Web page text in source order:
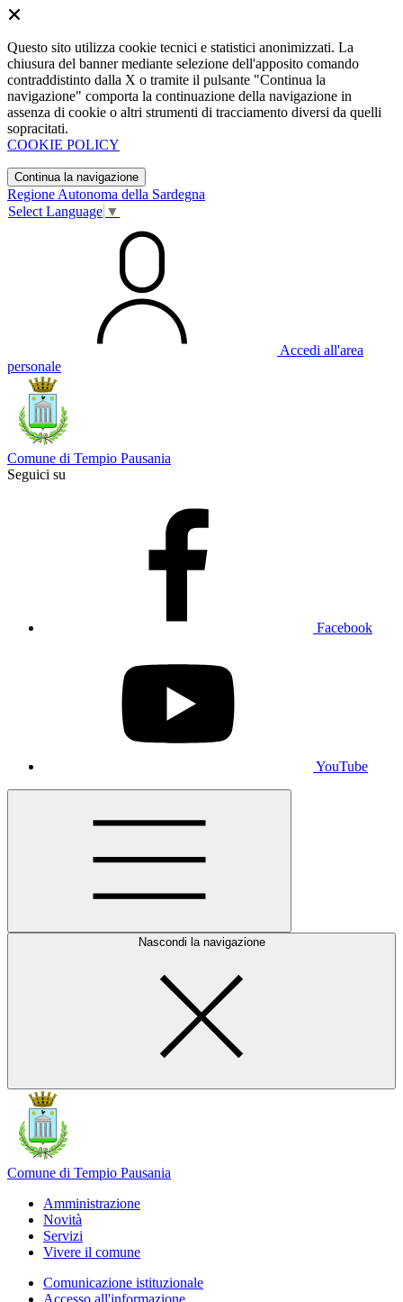
Questo sito utilizza cookie tecnici e statistici anonimizzati. La
chiusura del banner mediante selezione dell'apposito comando
contraddistinto dalla X o tramite il pulsante "Continua la
navigazione" comporta la continuazione della navigazione in
assenza di cookie o altri strumenti di tracciamento diversi da quelli
sopracitati.
COOKIE POLICY
Continua la navigazione
Regione Autonoma della Sardegna
Select Language ▼
Accedi all'area
personale
Comune di Tempio Pausania
Seguici su
Facebook
YouTube
Nascondi la navigazione
Comune di Tempio Pausania
Amministrazione
Novità
Servizi
Vivere il comune
Comunicazione istituzionale